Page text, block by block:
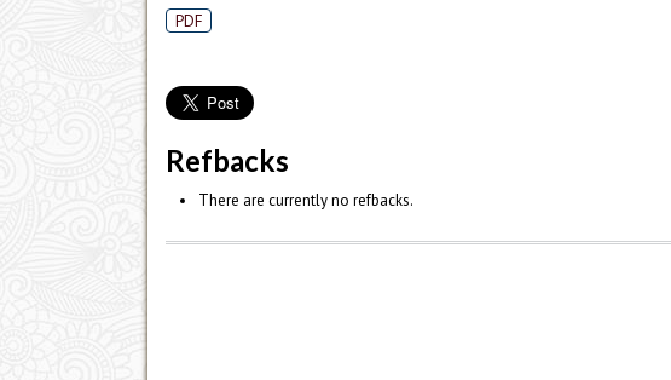
PDF
Refbacks
There are currently no refbacks.